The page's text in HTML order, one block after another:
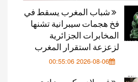
شباب المغرب يسقط في
فخ هجمات سيبرانية تشنها
المخابرات الجزائرية
لزعزعة استقرار المغرب
2026-08-06 00:55:06